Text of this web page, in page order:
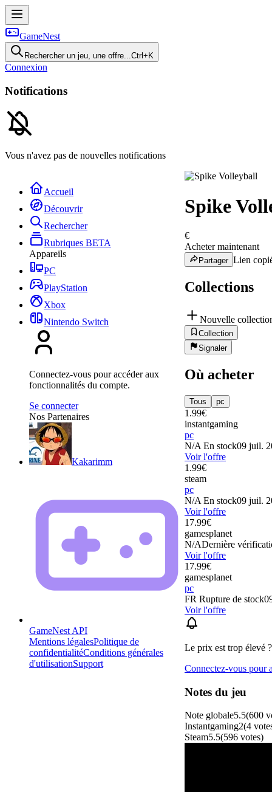
GameNest
Rechercher un jeu, une offre...Ctrl+K
Connexion
Notifications
Vous n'avez pas de nouvelles notifications
Accueil
Découvrir
Rechercher
Rubriques BETA
Appareils
PC
PlayStation
Xbox
Nintendo Switch
Connectez-vous pour accéder aux
fonctionnalités du compte.
Se connecter
Nos Partenaires
Kakarimm
GameNest API
Mentions légalesPolitique de
confidentialitéConditions générales
d'utilisationSupport
Spike
€
Acheter maintenant
Partager Lien
Collections
Nouvelle
Collection
Signaler
Où acheter
Tous pc
1.99€
instantgaming
pc
N/A En stock09 juil.
Voir l'offre
1.99€
steam
pc
N/A En stock09 juil.
Voir l'offre
17.99€
gamesplanet
N/ADernière
Voir l'offre
17.99€
gamesplanet
pc
FR Rupture de stock
Voir l'offre
Le prix est trop élevé
Connectez-vous pour
Notes du jeu
Note globale5.5(600
Instantgaming2(4
Steam5.5(596 votes)